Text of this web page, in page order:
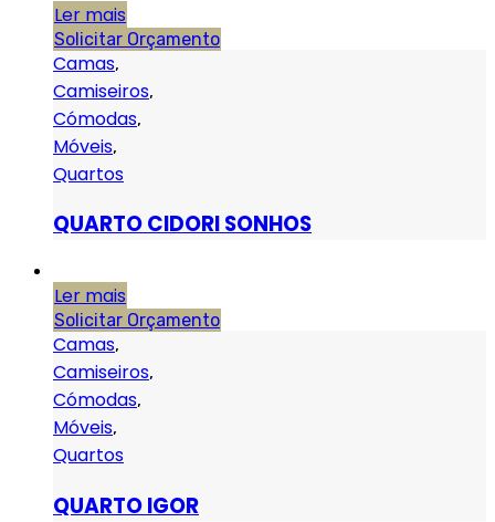
Ler mais
Solicitar Orçamento
Camas,
Camiseiros,
Cómodas,
Móveis,
Quartos
QUARTO CIDORI SONHOS
Ler mais
Solicitar Orçamento
Camas,
Camiseiros,
Cómodas,
Móveis,
Quartos
QUARTO IGOR